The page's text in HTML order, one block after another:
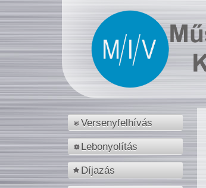
Versenyfelhívás
Lebonyolítás
Díjazás